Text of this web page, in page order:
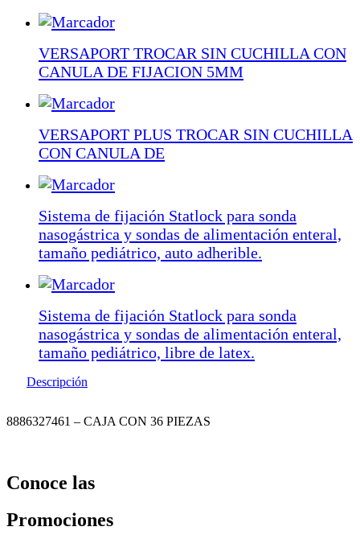
VERSAPORT TROCAR SIN CUCHILLA CON
CANULA DE FIJACION 5MM
VERSAPORT PLUS TROCAR SIN CUCHILLA
CON CANULA DE
Sistema de fijación Statlock para sonda
nasogástrica y sondas de alimentación enteral,
tamaño pediátrico, auto adherible.
Sistema de fijación Statlock para sonda
nasogástrica y sondas de alimentación enteral,
tamaño pediátrico, libre de latex.
Descripción
8886327461 – CAJA CON 36 PIEZAS
Conoce las
Promociones